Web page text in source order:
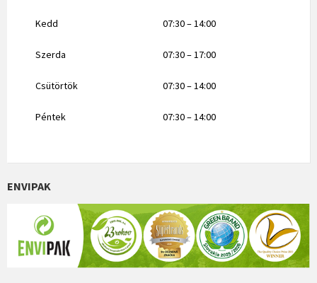
Kedd 07:30 – 14:00
Szerda 07:30 – 17:00
Csütörtök 07:30 – 14:00
Péntek 07:30 – 14:00
ENVIPAK